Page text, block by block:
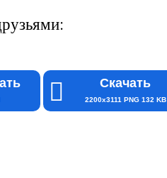
Скачать
2200x3111 PNG 132 KB